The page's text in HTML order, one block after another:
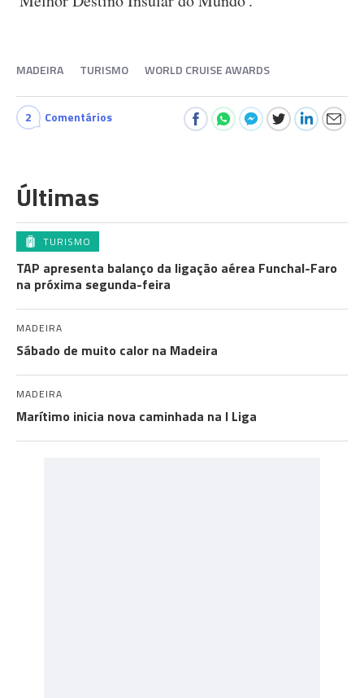
MADEIRA TURISMO WORLD CRUISE AWARDS
2 Comentários
Últimas
TURISMO
TAP apresenta balanço da ligação aérea Funchal-Faro
na próxima segunda-feira
MADEIRA
Sábado de muito calor na Madeira
MADEIRA
Marítimo inicia nova caminhada na I Liga